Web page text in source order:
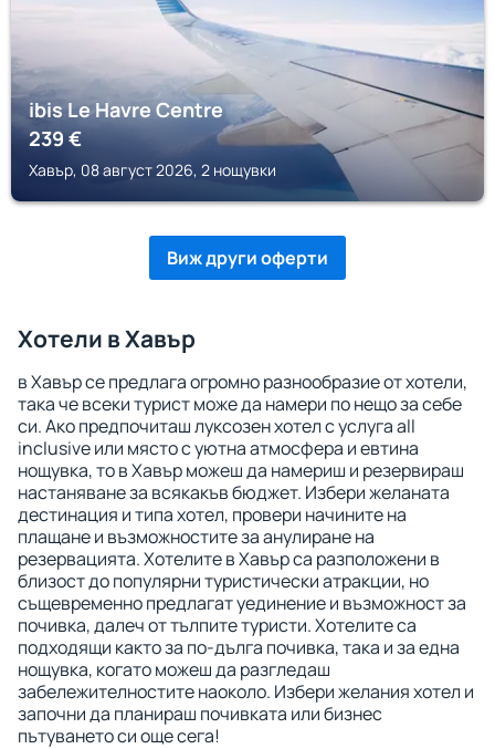
ibis Le Havre Centre
239€
Хавър, 08 август 2026, 2 нощувки
Виж други оферти
Хотели в Хавър
в Хавър се предлага огромно разнообразие от хотели,
така че всеки турист може да намери по нещо за себе
си. Ако предпочиташ луксозен хотел с услуга all
inclusive или място с уютна атмосфера и евтина
нощувка, то в Хавър можеш да намериш и резервираш
настаняване за всякакъв бюджет. Избери желаната
дестинация и типа хотел, провери начините на
плащане и възможностите за анулиране на
резервацията. Хотелите в Хавър са разположени в
близост до популярни туристически атракции, но
същевременно предлагат уединение и възможност за
почивка, далеч от тълпите туристи. Хотелите са
подходящи както за по-дълга почивка, така и за една
нощувка, когато можеш да разгледаш
забележителностите наоколо. Избери желания хотел и
започни да планираш почивката или бизнес
пътуването си още сега!